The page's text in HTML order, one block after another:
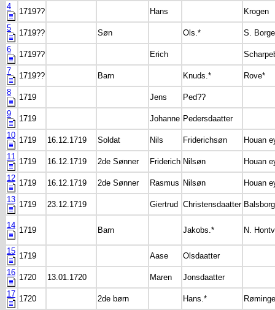
4
1719?? Hans
Krogen
5
1719?? Søn Ols.*
S.
6
1719?? Erich
7
1719?? Barn Knuds.*
Rove*
8
1719 Jens
Ped??
9
1719 Johanne Pedersdaatter
10
1719 16.12.1719 Soldat Nils Friderichsøn
Houan
11
1719 16.12.1719 2de Sønner Friderich Nilsøn
Houan
12
1719 16.12.1719 2de Sønner Rasmus Nilsøn
Houan
13
1719 23.12.1719 Giertrud Christensdaatter
14
1719 Barn Jakobs.* N.
15
1719 Aase
Olsdaatter
16
1720 13.01.1720 Maren
Jonsdaatter
17
1720 2de børn Hans.*